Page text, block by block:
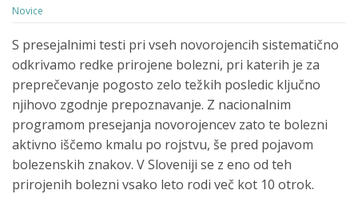
Novice
S presejalnimi testi pri vseh novorojencih sistematično
odkrivamo redke prirojene bolezni, pri katerih je za
preprečevanje pogosto zelo težkih posledic ključno
njihovo zgodnje prepoznavanje. Z nacionalnim
programom presejanja novorojencev zato te bolezni
aktivno iščemo kmalu po rojstvu, še pred pojavom
bolezenskih znakov. V Sloveniji se z eno od teh
prirojenih bolezni vsako leto rodi več kot 10 otrok.